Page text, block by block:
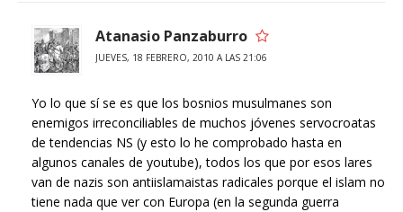
Atanasio Panzaburro
JUEVES, 18 FEBRERO, 2010 A LAS 21:06
Yo lo que sí se es que los bosnios musulmanes son
enemigos irreconciliables de muchos jóvenes servocroatas
de tendencias NS (y esto lo he comprobado hasta en
algunos canales de youtube), todos los que por esos lares
van de nazis son antiislamaistas radicales porque el islam no
tiene nada que ver con Europa (en la segunda guerra